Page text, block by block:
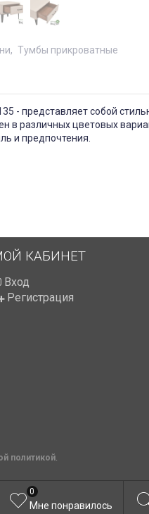
Тумбы прикроватные
- представляет собой
в различных цветовых
и предпочтения.
КАБИНЕТ
Вход
Регистрация
политикой.
Мне понравилось
0